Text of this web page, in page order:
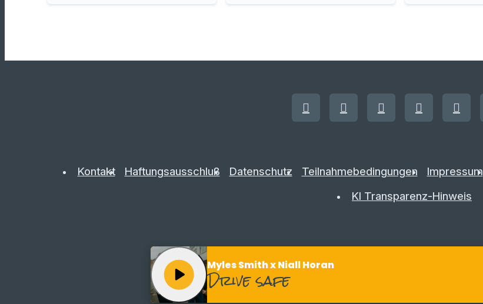
Kontakt Haftungsausschluß Datenschutz Teilnahmebedingungen Impressum
KI Transparenz-Hinweis
Myles Smith x Niall Horan
Drive safe
play_arrow